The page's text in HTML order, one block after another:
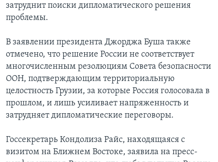
СОЦИАЛЬНЫЕ СЕТИ
Языки
затруднит поиски дипломатического решения
проблемы.
В заявлении президента Джорджа Буша также
отмечено, что решение России не соответствует
многочисленным резолюциям Совета безопасности
ООН, подтверждающим территориальную
целостность Грузии, за которые Россия голосовала в
прошлом, и лишь усиливает напряженность и
затрудняет дипломатические переговоры.
Госсекретарь Кондолиза Райс, находящаяся с
визитом на Ближнем Востоке, заявила на пресс-